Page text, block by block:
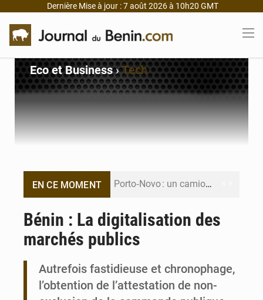
Dernière Mise à jour : 7 août 2026 à 10h20 GMT
Eco et Business›Tech
EN CE MOMENT Porto‑Novo : un camion de produits pétroliers embrase Avakpa
Bénin et Canada scellent un partenariat inédit
Bénin : Le CEG La Verdure de Ouèdo fait sa mue pour la rentrée
Bénin : La digitalisation des
marchés publics
Autrefois fastidieuse et chronophage,
l’obtention de l’attestation de non-